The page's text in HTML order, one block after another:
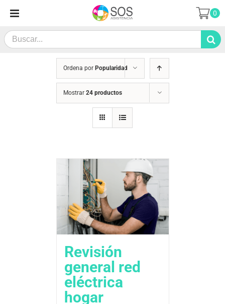
contenido
Search
for:
0
Ordena por Popularidad
Mostrar 24 productos
Revisión
general red
eléctrica
hogar